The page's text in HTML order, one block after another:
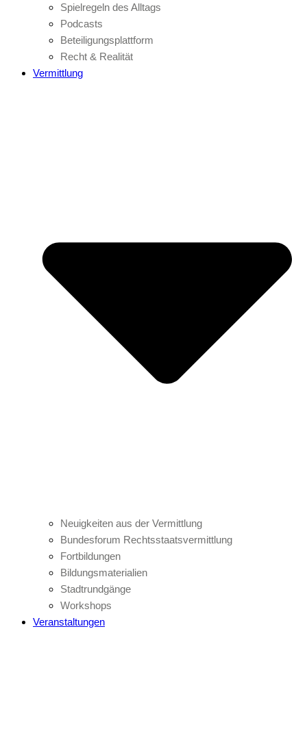
Spielregeln des Alltags
Podcasts
Beteiligungsplattform
Recht & Realität
Vermittlung
Neuigkeiten aus der Vermittlung
Bundesforum Rechtsstaatsvermittlung
Fortbildungen
Bildungsmaterialien
Stadtrundgänge
Workshops
Veranstaltungen